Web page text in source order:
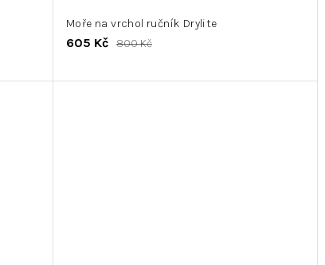
Moře na vrchol ručník Drylite
605 Kč 800 Kč